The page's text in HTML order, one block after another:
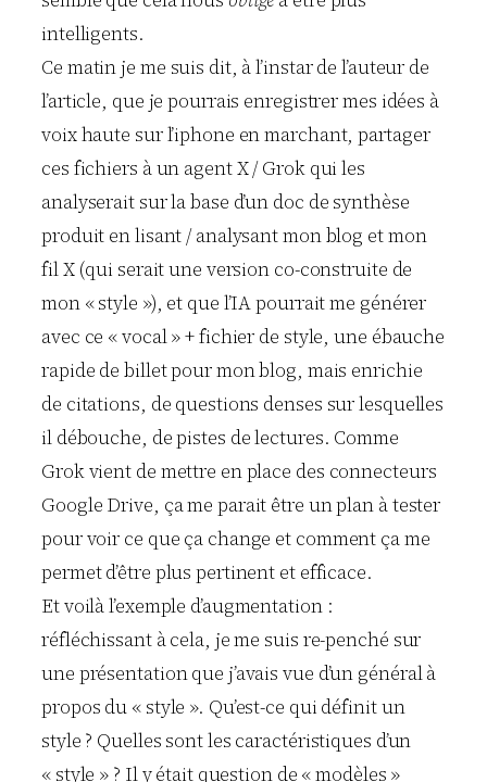
intelligents.
Ce matin je me suis dit, à l’instar de l’auteur de
l’article, que je pourrais enregistrer mes idées à
voix haute sur l’iphone en marchant, partager
ces fichiers à un agent X / Grok qui les
analyserait sur la base d’un doc de synthèse
produit en lisant / analysant mon blog et mon
fil X (qui serait une version co-construite de
mon « style »), et que l’IA pourrait me générer
avec ce « vocal » + fichier de style, une ébauche
rapide de billet pour mon blog, mais enrichie
de citations, de questions denses sur lesquelles
il débouche, de pistes de lectures. Comme
Grok vient de mettre en place des connecteurs
Google Drive, ça me parait être un plan à tester
pour voir ce que ça change et comment ça me
permet d’être plus pertinent et efficace.
Et voilà l’exemple d’augmentation :
réfléchissant à cela, je me suis re-penché sur
une présentation que j’avais vue d’un général à
propos du « style ». Qu’est-ce qui définit un
style ? Quelles sont les caractéristiques d’un
« style » ? Il y était question de « modèles »